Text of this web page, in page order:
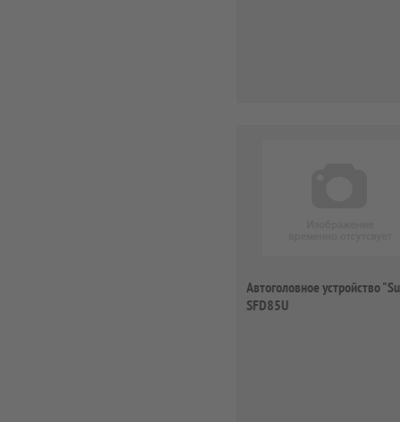
Автоголовное устройство
SFD85U